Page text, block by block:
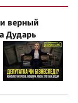
верный
Дударь